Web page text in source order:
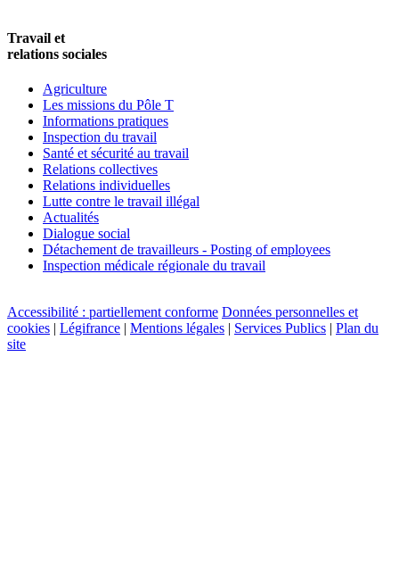
Travail et
relations sociales
Agriculture
Les missions du Pôle T
Informations pratiques
Inspection du travail
Santé et sécurité au travail
Relations collectives
Relations individuelles
Lutte contre le travail illégal
Actualités
Dialogue social
Détachement de travailleurs - Posting of employees
Inspection médicale régionale du travail
Accessibilité : partiellement conforme Données personnelles et
cookies | Légifrance | Mentions légales | Services Publics | Plan du
site